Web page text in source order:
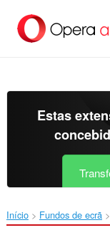
para
Estas
Início Fundos de ecrã